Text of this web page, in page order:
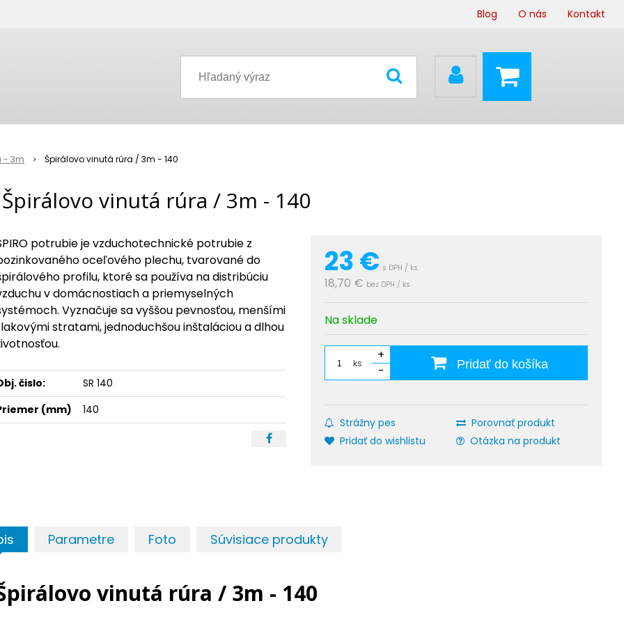
Blog O nás Kontakt
- 3m Špirálovo vinutá rúra / 3m - 140
Špirálovo vinutá rúra / 3m - 140
23€ s DPH / ks
18,70 € bez DPH / ks
Na sklade
ks
+
-
Pridať do košíka
Strážny pes
Porovnať produkt
Pridať do wishlistu
Otázka na produkt
potrubie je vzduchotechnické potrubie z
oceľového plechu, tvarované do
profilu, ktoré sa používa na distribúciu
v domácnostiach a priemyselných
Vyznačuje sa vyššou pevnosťou, menšími
stratami, jednoduchšou inštaláciou a dlhou
čislo:
SR 140
(mm)
140
Parametre Foto Súvisiace produkty
vinutá rúra / 3m - 140